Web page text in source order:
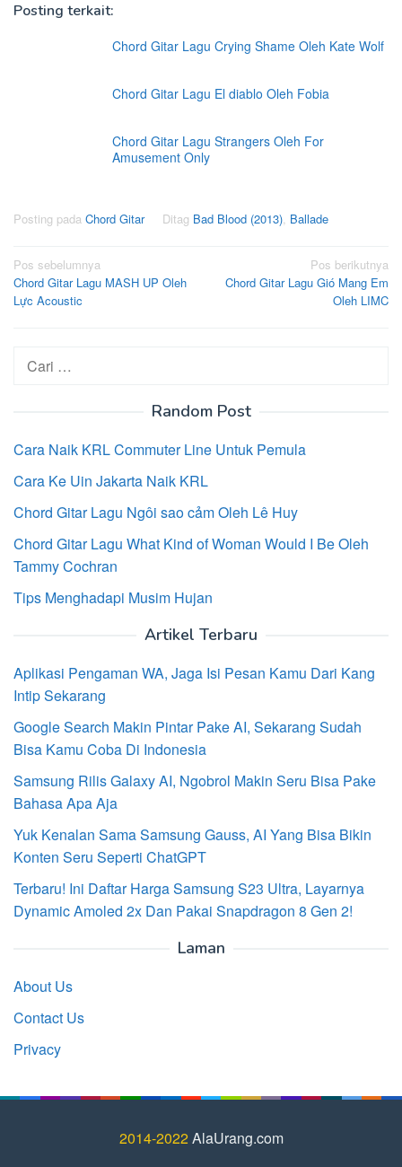
Posting terkait:
Chord Gitar Lagu Crying Shame Oleh Kate Wolf
Chord Gitar Lagu El diablo Oleh Fobia
Chord Gitar Lagu Strangers Oleh For
Amusement Only
Posting pada Chord Gitar Ditag Bad Blood (2013), Ballade
Navigasi
pos
Pos sebelumnya
Chord Gitar Lagu MASH UP Oleh
Lực Acoustic
Pos berikutnya
Chord Gitar Lagu Gió Mang Em
Oleh LIMC
Cari
untuk:
Random Post
Cara Naik KRL Commuter Line Untuk Pemula
Cara Ke Uin Jakarta Naik KRL
Chord Gitar Lagu Ngôi sao cảm Oleh Lê Huy
Chord Gitar Lagu What Kind of Woman Would I Be Oleh
Tammy Cochran
Tips Menghadapi Musim Hujan
Artikel Terbaru
Aplikasi Pengaman WA, Jaga Isi Pesan Kamu Dari Kang
Intip Sekarang
Google Search Makin Pintar Pake AI, Sekarang Sudah
Bisa Kamu Coba Di Indonesia
Samsung Rilis Galaxy AI, Ngobrol Makin Seru Bisa Pake
Bahasa Apa Aja
Yuk Kenalan Sama Samsung Gauss, AI Yang Bisa Bikin
Konten Seru Seperti ChatGPT
Terbaru! Ini Daftar Harga Samsung S23 Ultra, Layarnya
Dynamic Amoled 2x Dan Pakai Snapdragon 8 Gen 2!
Laman
About Us
Contact Us
Privacy
2014-2022 AlaUrang.com